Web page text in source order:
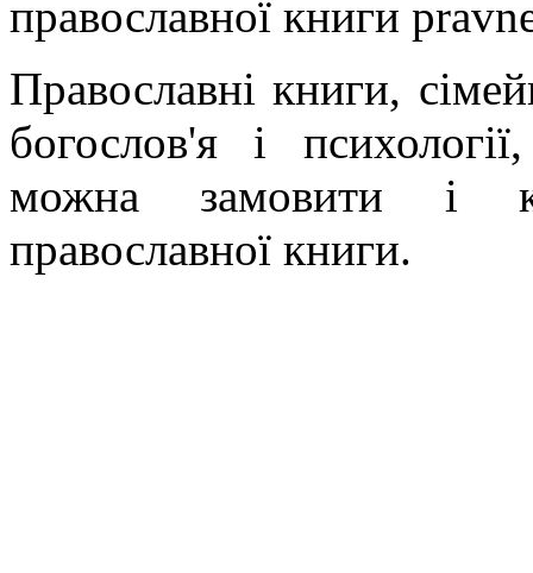
православної книги
Православні книги,
богослов'я і
можна замовити і
православної книги.